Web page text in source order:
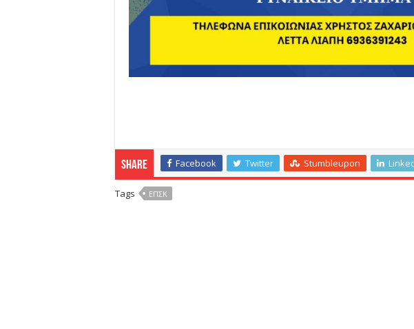
Share Facebook Twitter Stumbleupon
Tags ΕΠΣΚ